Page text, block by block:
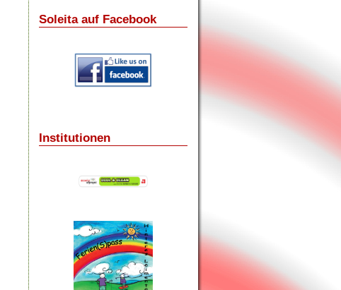
Soleita auf Facebook
Institutionen